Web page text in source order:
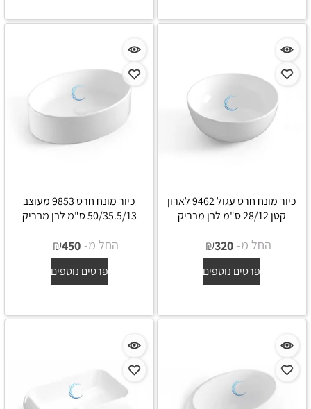
כיור מונח חרס עגול 9462 לארון
קטן 28/12 ס"מ לבן מבריק
החל מ- ₪320
פרטים נוספים
כיור מונח חרס 9853 מעוצב
50/35.5/13 ס"מ לבן מבריק
החל מ- ₪450
פרטים נוספים